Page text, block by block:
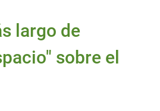
largo de
sobre el